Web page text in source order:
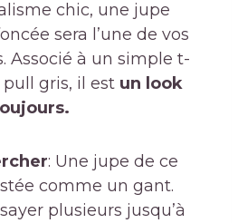
chic, une jupe
sera l’une de vos
Associé à un simple t-
gris, il est un look
: Une jupe de ce
comme un gant.
plusieurs jusqu’à